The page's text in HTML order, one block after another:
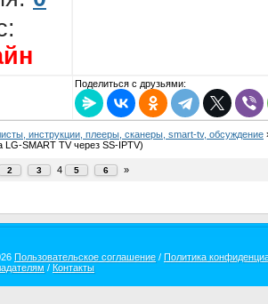
Поделиться с друзьями:
инструкции, плееры, сканеры, smart-tv, обсуждение
LG-SMART TV через SS-IPTV)
2 3 4 5 6 »
Пользовательское соглашение / Политика
/ Контакты